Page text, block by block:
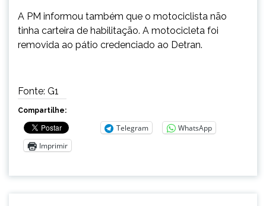
A PM informou também que o motociclista não
tinha carteira de habilitação. A motocicleta foi
removida ao pátio credenciado ao Detran.
Fonte: G1
Compartilhe:
Telegram
WhatsApp
Imprimir